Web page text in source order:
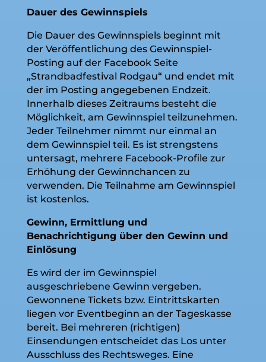
Dauer des Gewinnspiels
Die Dauer des Gewinnspiels beginnt mit
der Veröffentlichung des Gewinnspiel-
Posting auf der Facebook Seite
„Strandbadfestival Rodgau“ und endet mit
der im Posting angegebenen Endzeit.
Innerhalb dieses Zeitraums besteht die
Möglichkeit, am Gewinnspiel teilzunehmen.
Jeder Teilnehmer nimmt nur einmal an
dem Gewinnspiel teil. Es ist strengstens
untersagt, mehrere Facebook-Profile zur
Erhöhung der Gewinnchancen zu
verwenden. Die Teilnahme am Gewinnspiel
ist kostenlos.
Gewinn, Ermittlung und
Benachrichtigung über den Gewinn und
Einlösung
Es wird der im Gewinnspiel
ausgeschriebene Gewinn vergeben.
Gewonnene Tickets bzw. Eintrittskarten
liegen vor Eventbeginn an der Tageskasse
bereit. Bei mehreren (richtigen)
Einsendungen entscheidet das Los unter
Ausschluss des Rechtsweges. Eine